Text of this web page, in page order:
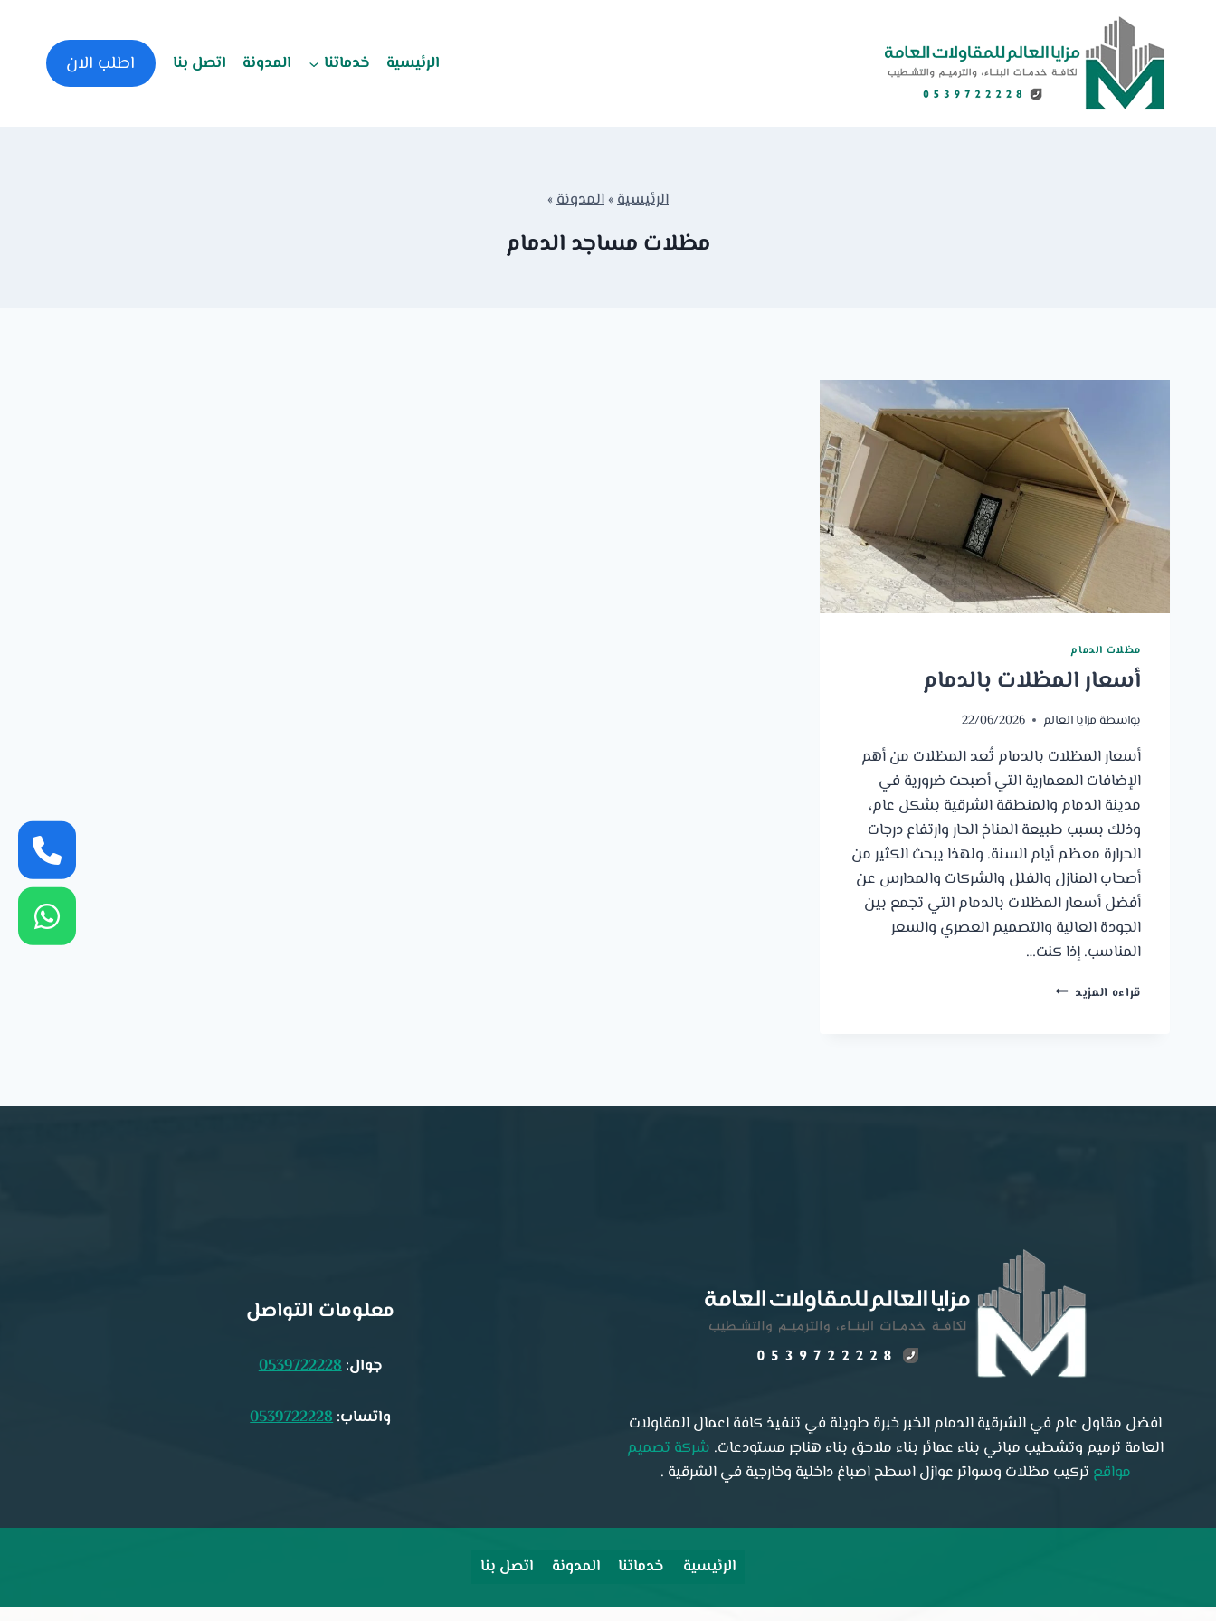
المحتوى
الرئيسية خدماتنا المدونة اتصل بنا اطلب الان
الرئيسية»المدونة»
مظلات مساجد الدمام
مظلات الدمام
أسعار المظلات بالدمام
بواسطة مزايا العالم 22/06/2026
أسعار المظلات بالدمام تُعد المظلات من أهم
الإضافات المعمارية التي أصبحت ضرورية في
مدينة الدمام والمنطقة الشرقية بشكل عام،
وذلك بسبب طبيعة المناخ الحار وارتفاع درجات
الحرارة معظم أيام السنة. ولهذا يبحث الكثير من
أصحاب المنازل والفلل والشركات والمدارس عن
أفضل أسعار المظلات بالدمام التي تجمع بين
الجودة العالية والتصميم العصري والسعر
المناسب. إذا كنت…
قراءه المزيد أسعار
افضل مقاول عام في الشرقية الدمام الخبر خبرة طويلة في تنفيذ كافة اعمال المقاولات
العامة ترميم وتشطيب مباني بناء عمائر بناء ملاحق بناء هناجر مستودعات. شركة تصميم
مواقع تركيب مظلات وسواتر عوازل اسطح اصباغ داخلية وخارجية في الشرقية .
معلومات التواصل
جوال:0539722228
واتساب:0539722228
الرئيسية خدماتنا المدونة اتصل بنا